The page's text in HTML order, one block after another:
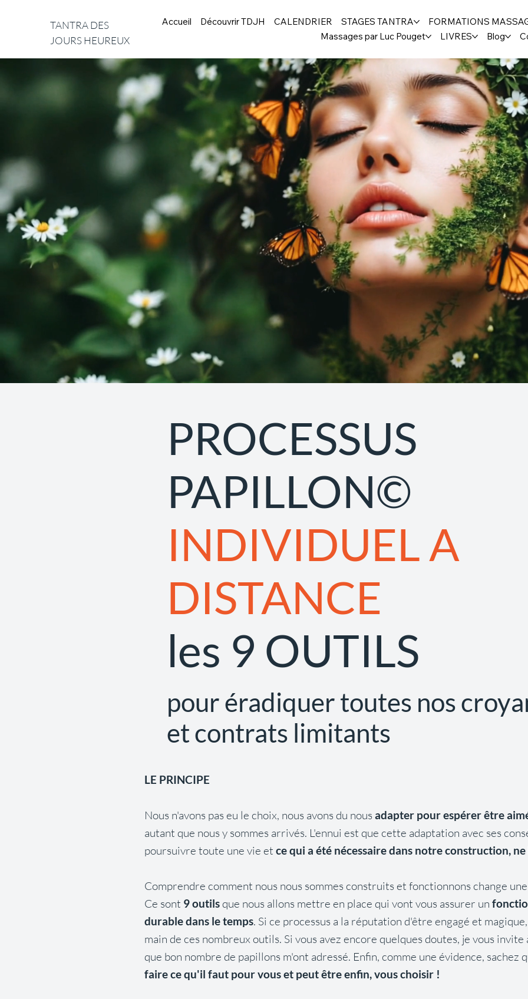
TANTRA DES
JOURS HEUREUX
Accueil Découvrir TDJH CALENDRIER STAGES TANTRA FORMATIONS
Massages par Luc Pouget
LIVRES Blog
PROCESSUS
PAPILLON©
INDIVIDUEL A
DISTANCE
les 9 OUTILS
pour éradiquer toutes nos
et contrats limitants
​LE PRINCIPE
Nous n'avons pas eu le choix, nous avons du nousadapter pour espérer être
autant que nous y sommes arrivés. L'ennui est que cette adaptation avec ses
poursuivre toute une vie etce qui a été nécessaire dans notre construction,
Comprendre comment nous nous sommes construits et fonctionnons change
Ce sont 9 outilsque nous allons mettre en place qui vont vous assurer un
durable dans le temps. Si ce processus a la réputation d'être engagé et
main de ces nombreux outils. Si vous avez encore quelques doutes, je vous
que bon nombre de papillons m'ont adressé. Enfin, comme une évidence, sachez
faire ce qu'il faut pour vous et peut être enfin, vous choisir !